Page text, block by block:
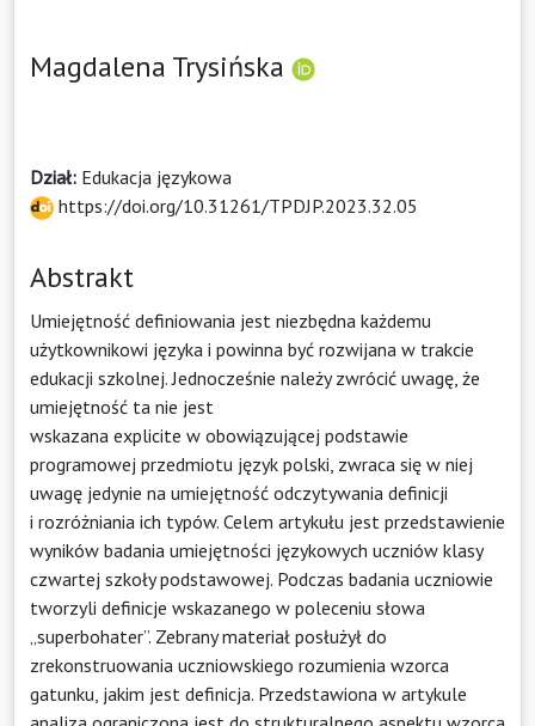
Magdalena Trysińska
Dział: Edukacja językowa
https://doi.org/10.31261/TPDJP.2023.32.05
Abstrakt
Umiejętność definiowania jest niezbędna każdemu
użytkownikowi języka i powinna być rozwijana w trakcie
edukacji szkolnej. Jednocześnie należy zwrócić uwagę, że
umiejętność ta nie jest
wskazana explicite w obowiązującej podstawie
programowej przedmiotu język polski, zwraca się w niej
uwagę jedynie na umiejętność odczytywania definicji
i rozróżniania ich typów. Celem artykułu jest przedstawienie
wyników badania umiejętności językowych uczniów klasy
czwartej szkoły podstawowej. Podczas badania uczniowie
tworzyli definicje wskazanego w poleceniu słowa
„superbohater”. Zebrany materiał posłużył do
zrekonstruowania uczniowskiego rozumienia wzorca
gatunku, jakim jest definicja. Przedstawiona w artykule